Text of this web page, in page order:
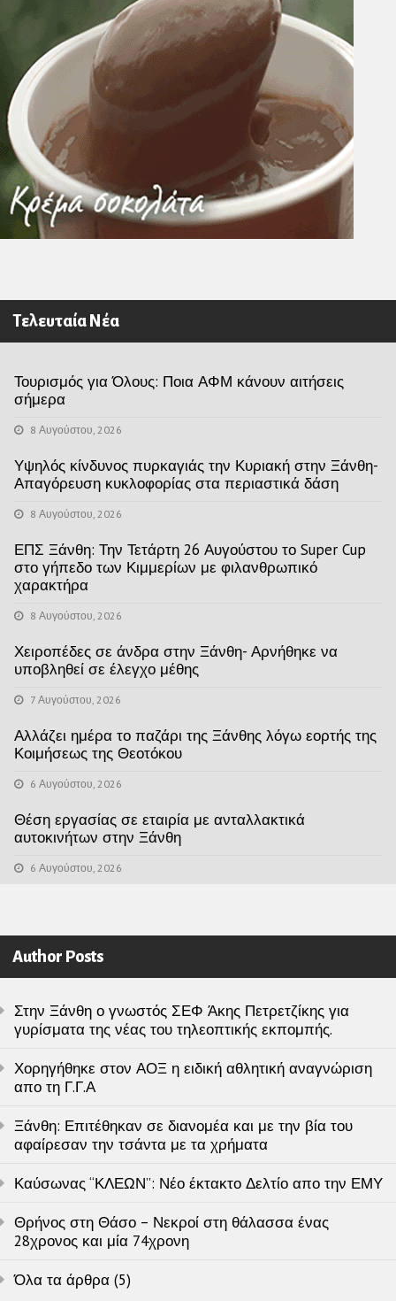
Τελευταία Νέα
Τουρισμός για Όλους: Ποια ΑΦΜ κάνουν αιτήσεις
σήμερα
8 Αυγούστου, 2026
Υψηλός κίνδυνος πυρκαγιάς την Κυριακή στην Ξάνθη-
Απαγόρευση κυκλοφορίας στα περιαστικά δάση
8 Αυγούστου, 2026
ΕΠΣ Ξάνθη: Την Τετάρτη 26 Αυγούστου το Super Cup
στο γήπεδο των Κιμμερίων με φιλανθρωπικό
χαρακτήρα
8 Αυγούστου, 2026
Χειροπέδες σε άνδρα στην Ξάνθη- Αρνήθηκε να
υποβληθεί σε έλεγχο μέθης
7 Αυγούστου, 2026
Αλλάζει ημέρα το παζάρι της Ξάνθης λόγω εορτής της
Κοιμήσεως της Θεοτόκου
6 Αυγούστου, 2026
Θέση εργασίας σε εταιρία με ανταλλακτικά
αυτοκινήτων στην Ξάνθη
6 Αυγούστου, 2026
Author Posts
Στην Ξάνθη ο γνωστός ΣΕΦ Άκης Πετρετζίκης για
γυρίσματα της νέας του τηλεοπτικής εκπομπής.
Χορηγήθηκε στον ΑΟΞ η ειδική αθλητική αναγνώριση
απο τη Γ.Γ.Α
Ξάνθη: Επιτέθηκαν σε διανομέα και με την βία του
αφαίρεσαν την τσάντα με τα χρήματα
Καύσωνας “ΚΛΕΩΝ”: Νέο έκτακτο Δελτίο απο την ΕΜΥ
Θρήνος στη Θάσο – Νεκροί στη θάλασσα ένας
28χρονος και μία 74χρονη
Όλα τα άρθρα (5)